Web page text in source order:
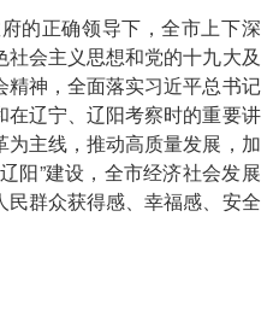
正确领导下，全市上下深
会主义思想和党的十九大及
神，全面落实习近平总书记
辽宁、辽阳考察时的重要讲
主线，推动高质量发展，加
阳”建设，全市经济社会发展
群众获得感、幸福感、安全